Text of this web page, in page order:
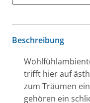
Beschreibung
trifft hier auf
zum Träumen
gehören ein